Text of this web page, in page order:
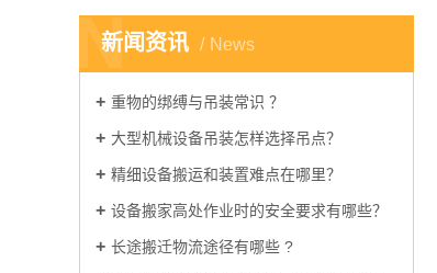
新闻资讯 News
N
重物的绑缚与吊装常识 ？​
大型机械设备吊装怎样选择吊点？
精细设备搬运和装置难点在哪里？ ​
设备搬家高处作业时的安全要求有哪些？
长途搬迁物流途径有哪些 ​?